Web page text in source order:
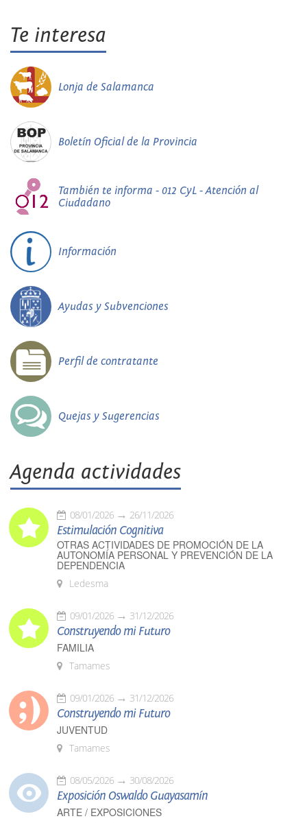
Te interesa
Lonja de Salamanca
Boletín Oficial de la Provincia
También te informa - 012 CyL - Atención al
Ciudadano
Información
Ayudas y Subvenciones
Perfil de contratante
Quejas y Sugerencias
Agenda actividades
08/01/2026 26/11/2026
Estimulación Cognitiva
OTRAS ACTIVIDADES DE PROMOCIÓN DE LA
AUTONOMÍA PERSONAL Y PREVENCIÓN DE LA
DEPENDENCIA
Ledesma
09/01/2026 31/12/2026
Construyendo mi Futuro
FAMILIA
Tamames
09/01/2026 31/12/2026
Construyendo mi Futuro
JUVENTUD
Tamames
08/05/2026 30/08/2026
Exposición Oswaldo Guayasamín
ARTE / EXPOSICIONES